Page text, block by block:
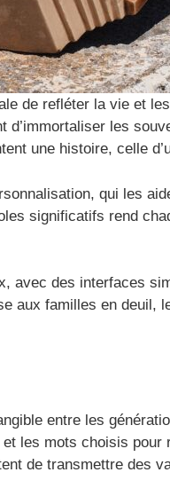
de refléter la vie et
d’immortaliser les
une histoire, celle
qui les
significatifs rend
avec des interfaces
aux familles en deuil,
entre les
les mots choisis
de transmettre des